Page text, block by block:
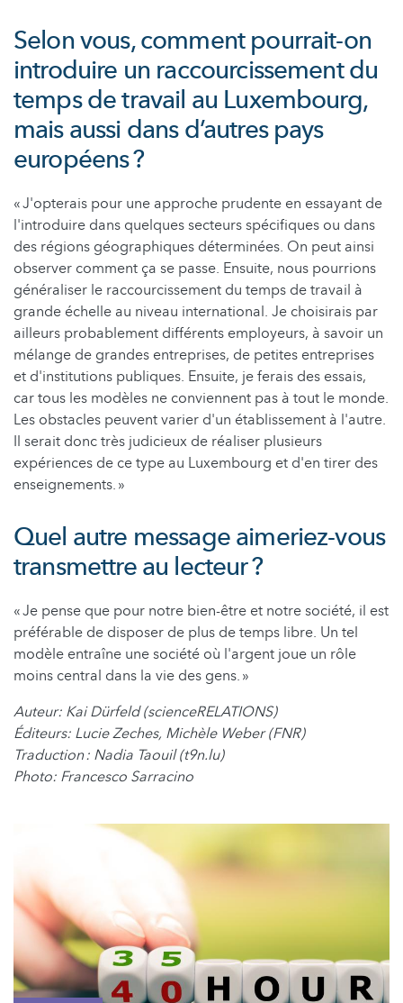
Selon vous, comment pourrait-on
introduire un raccourcissement du
temps de travail au Luxembourg,
mais aussi dans d’autres pays
européens ?
« J'opterais pour une approche prudente en essayant de
l'introduire dans quelques secteurs spécifiques ou dans
des régions géographiques déterminées. On peut ainsi
observer comment ça se passe. Ensuite, nous pourrions
généraliser le raccourcissement du temps de travail à
grande échelle au niveau international. Je choisirais par
ailleurs probablement différents employeurs, à savoir un
mélange de grandes entreprises, de petites entreprises
et d'institutions publiques. Ensuite, je ferais des essais,
car tous les modèles ne conviennent pas à tout le monde.
Les obstacles peuvent varier d'un établissement à l'autre.
Il serait donc très judicieux de réaliser plusieurs
expériences de ce type au Luxembourg et d'en tirer des
enseignements. »
Quel autre message aimeriez-vous
transmettre au lecteur ?
« Je pense que pour notre bien-être et notre société, il est
préférable de disposer de plus de temps libre. Un tel
modèle entraîne une société où l'argent joue un rôle
moins central dans la vie des gens. »
Auteur: Kai Dürfeld (scienceRELATIONS)
Éditeurs: Lucie Zeches, Michèle Weber (FNR)
Traduction : Nadia Taouil (t9n.lu)
Photo: Francesco Sarracino